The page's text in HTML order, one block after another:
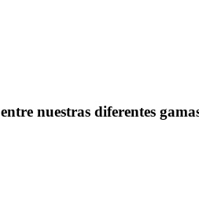
nuestras diferentes